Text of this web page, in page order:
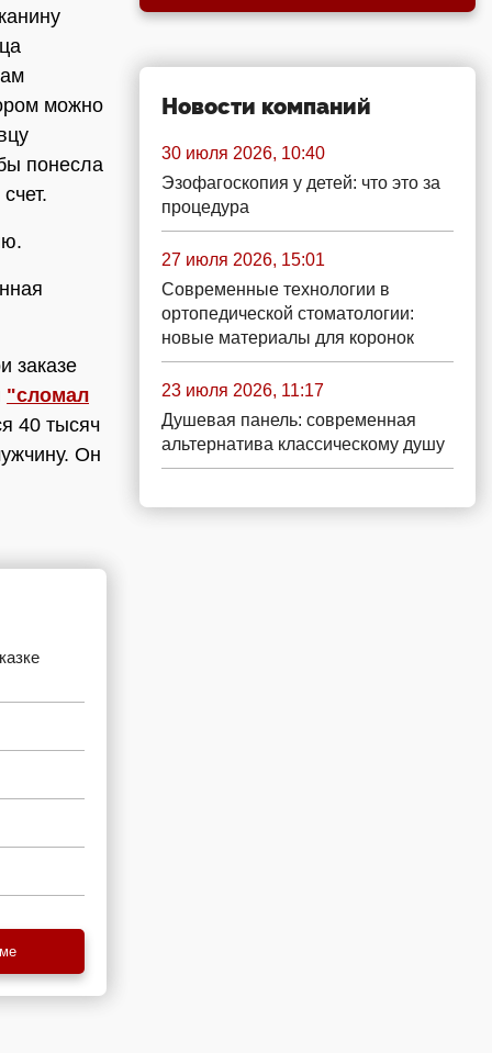
можно
понесла
заказе
"сломал
40 тысяч
Он
Новости компаний
30 июля 2026, 10:40
Эзофагоскопия у детей: что это за
процедура
27 июля 2026, 15:01
Современные технологии в
ортопедической стоматологии:
новые материалы для коронок
23 июля 2026, 11:17
Душевая панель: современная
альтернатива классическому душу